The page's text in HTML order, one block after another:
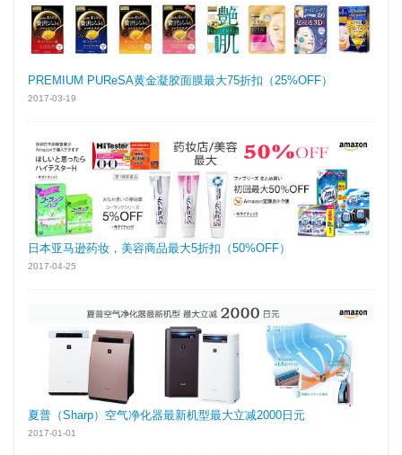
PREMIUM PUReSA黄金凝胶面膜最大75折扣（25%OFF）
2017-03-19
日本亚马逊药妆，美容商品最大5折扣（50%OFF）
2017-04-25
夏普（Sharp）空气净化器最新机型最大立减2000日元
2017-01-01